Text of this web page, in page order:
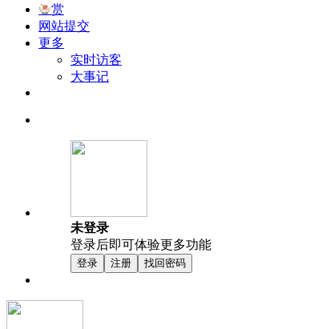
赏
网站提交
更多
实时访客
大事记
未登录
登录后即可体验更多功能
登录 注册 找回密码